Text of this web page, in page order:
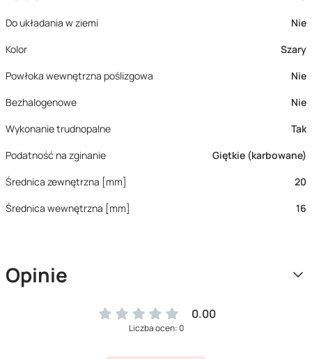
Do układania w ziemi
Nie
Kolor
Szary
Powłoka wewnętrzna poślizgowa
Nie
Bezhalogenowe
Nie
Wykonanie trudnopalne
Tak
Podatność na zginanie
Giętkie (karbowane)
Średnica zewnętrzna [mm]
20
Średnica wewnętrzna [mm]
16
Opinie
0.00
Liczba ocen: 0